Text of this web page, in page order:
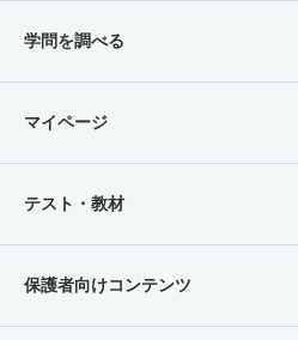
学問を調べる
マイページ
テスト・教材
保護者向けコンテンツ